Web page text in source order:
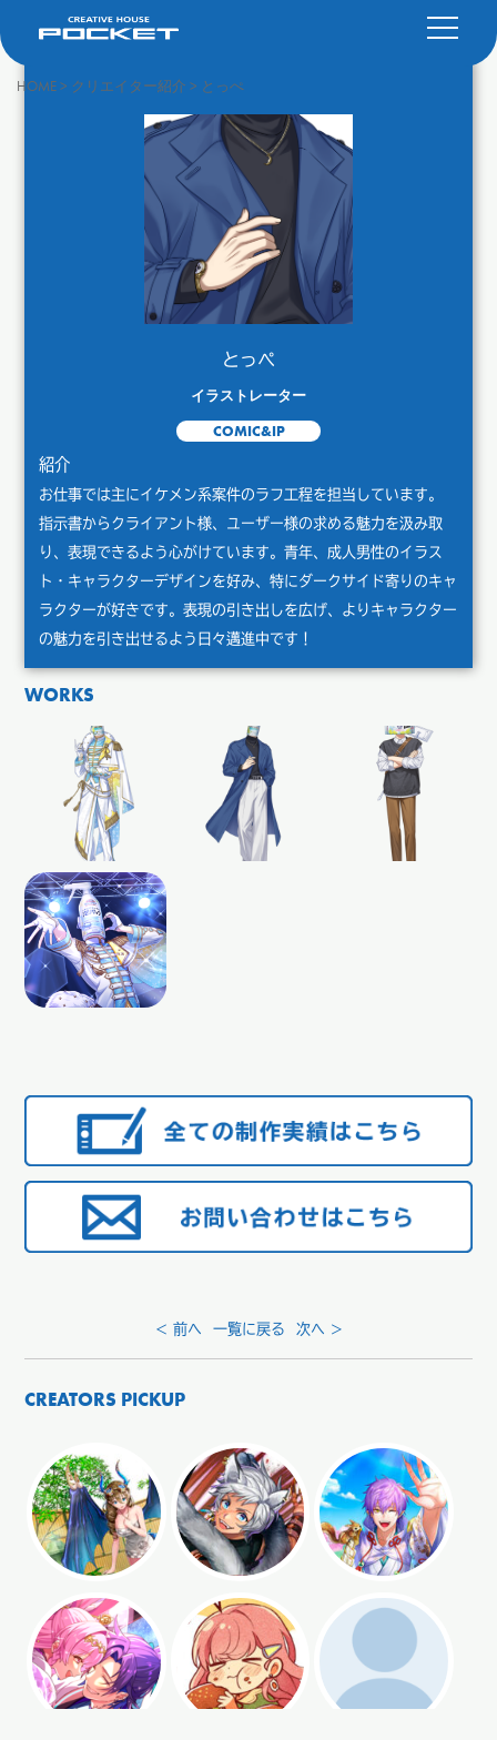
HOME> クリエイター紹介 > とっぺ
とっぺ
イラストレーター
COMIC&IP
紹介
お仕事では主にイケメン系案件のラフ工程を担当しています。
指示書からクライアント様、ユーザー様の求める魅力を汲み取
り、表現できるよう心がけています。青年、成人男性のイラス
ト・キャラクターデザインを好み、特にダークサイド寄りのキャ
ラクターが好きです。表現の引き出しを広げ、よりキャラクター
の魅力を引き出せるよう日々邁進中です！
WORKS
< 前へ 一覧に戻る 次へ >
CREATORS PICKUP